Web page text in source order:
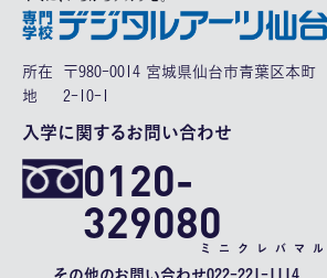
所在
地
〒980-0014 宮城県仙台市青葉区本町
2-10-1
入学に関するお問い合わせ
0120-
329080
ミニクレバマル
その他のお問い合わせ022-221-1114